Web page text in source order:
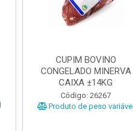
CUPIM BOVINO
CONGELADO MINERVA
CAIXA ±14KG
Código: 26267
Produto de peso variável